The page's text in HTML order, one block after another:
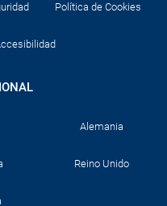
Política de Cookies
Alemania
Reino Unido